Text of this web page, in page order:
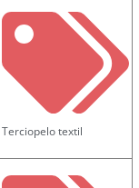
Terciopelo textil